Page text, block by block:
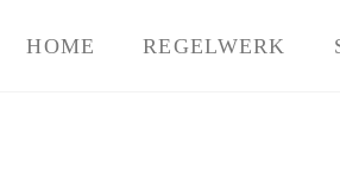
HOME REGELWERK